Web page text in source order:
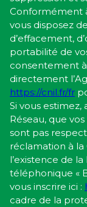
Conformément
vous disposez
d’effacement,
portabilité de
consentement
directement
https://cnil.fr/fr
Si vous
Réseau, que
sont pas
réclamation à la
l’existence de
téléphonique «
vous inscrire ici :
cadre de la